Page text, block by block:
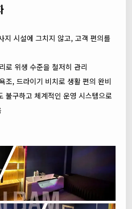
지 시설에 그치지 않고, 고객 편의를
로 위생 수준을 철저히 관리
조, 드라이기 비치로 생활 편의 완비
불구하고 체계적인 운영 시스템으로